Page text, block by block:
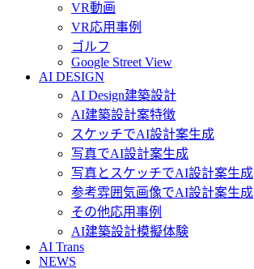
VR動画
VR応用事例
ゴルフ
Google Street View
AI DESIGN
AI Design建築設計
AI建築設計案特徴
スケッチでAI設計案生成
写真でAI設計案生成
写真とスケッチでAI設計案生成
参考雰囲気画像でAI設計案生成
その他応用事例
AI建築設計模擬体験
AI Trans
NEWS